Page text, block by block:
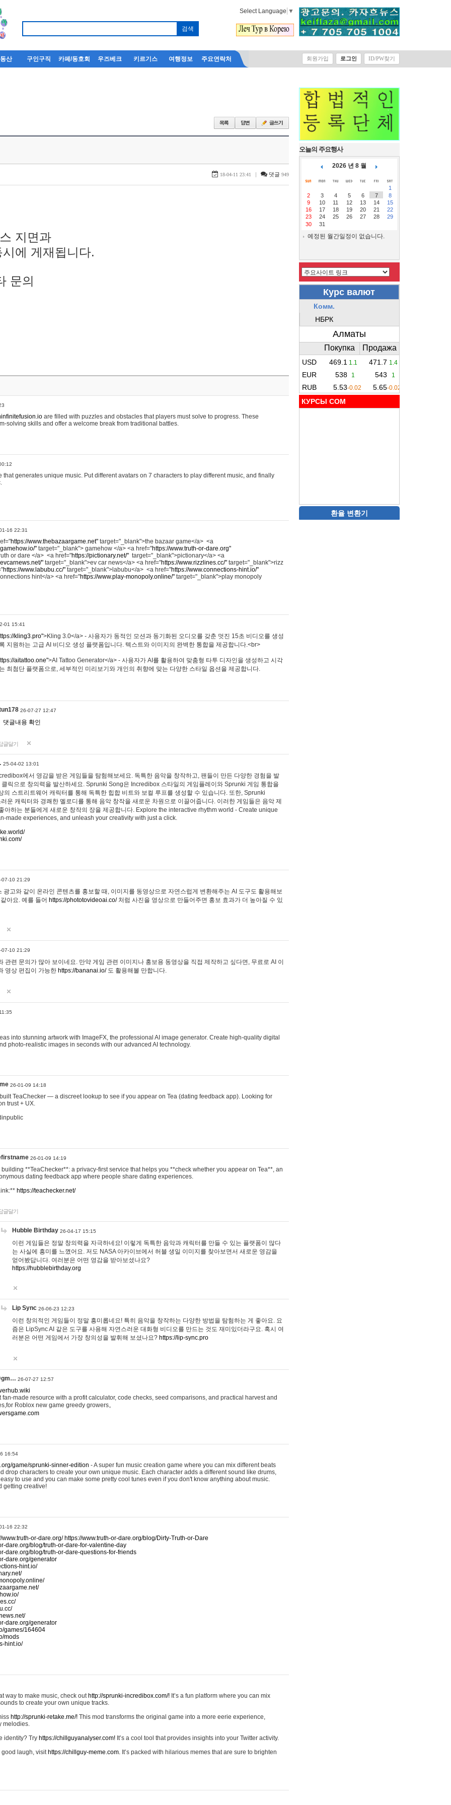
Select Language ▼
산 구인구직 카페/동호회 우즈베크 키르기스 여행정보 주요연락처 회원가입 로그인 ID/PW찾기
18-04-11 23:41 | 댓글 949
지면과
에 게재됩니다.
문의
are filled with puzzles and obstacles that players must solve to progress. These
solving skills and offer a welcome break from traditional battles.
that generates unique music. Put different avatars on 7 characters to play different music, and finally
16 22:31
https://www.thebazaargame.net" target="_blank">the bazaar game</a> <a
" target="_blank"> gamehow </a> <a href="https://www.truth-or-dare.org"
or dare </a> <a href="https://pictionary.net/" target="_blank">pictionary</a> <a
" target="_blank">ev car news</a> <a href="https://www.rizzlines.cc/" target="_blank">rizz
https://www.labubu.cc/" target="_blank">labubu</a> <a href="https://www.connections-hint.io/"
hint</a> <a href="https://www.play-monopoly.online/" target="_blank">play monopoly
01 15:41
kling3.pro">Kling 3.0</a> - 사용자가 동적인 모션과 동기화된 오디오를 갖춘 멋진 15초 비디오를 생성
지원하는 고급 AI 비디오 생성 플랫폼입니다. 텍스트와 이미지의 완벽한 통합을 제공합니다.<br>
aitattoo.one">AI Tattoo Generator</a> - 사용자가 AI를 활용하여 맞춤형 타투 디자인을 생성하고 시각
최첨단 플랫폼으로, 세부적인 미리보기와 개인의 취향에 맞는 다양한 스타일 옵션을 제공합니다.
26-07-27 12:47
댓글내용 확인
글달기
25-04-02 13:01
에서 영감을 받은 게임들을 탐험해보세요. 독특한 음악을 창작하고, 팬들이 만든 다양한 경험을 발
클릭으로 창의력을 발산하세요. Sprunki Song은 Incredibox 스타일의 게임플레이와 Sprunki 게임 통합을
의 스트리트웨어 캐릭터를 통해 독특한 힙합 비트와 보컬 루프를 생성할 수 있습니다. 또한, Sprunki
운 캐릭터와 경쾌한 멜로디를 통해 음악 창작을 새로운 차원으로 이끌어줍니다. 이러한 게임들은 음악 제
아하는 분들에게 새로운 창작의 장을 제공합니다. Explore the interactive rhythm world - Create unique
made experiences, and unleash your creativity with just a click.
07-10 21:29
광고와 같이 온라인 콘텐츠를 홍보할 때, 이미지를 동영상으로 자연스럽게 변환해주는 AI 도구도 활용해보
아요. 예를 들어 https://phototovideoai.co/처럼 사진을 영상으로 만들어주면 홍보 효과가 더 높아질 수 있
07-10 21:29
관련 문의가 많아 보이네요. 만약 게임 관련 이미지나 홍보용 동영상을 직접 제작하고 싶다면, 무료로 AI 이
영상 편집이 가능한 https://bananai.io/도 활용해볼 만합니다.
into stunning artwork with ImageFX, the professional AI image generator. Create high-quality digital
photo-realistic images in seconds with our advanced AI technology.
26-01-09 14:18
TeaChecker — a discreet lookup to see if you appear on Tea (dating feedback app). Looking for
trust + UX.
26-01-09 14:19
building **TeaChecker**: a privacy-first service that helps you **check whether you appear on Tea**, an
dating feedback app where people share dating experiences.
https://teachecker.net/
글달기
Hubble Birthday 26-04-17 15:15
이런 게임들은 정말 창의력을 자극하네요! 이렇게 독특한 음악과 캐릭터를 만들 수 있는 플랫폼이 많다
는 사실에 흥미를 느꼈어요. 저도 NASA 아카이브에서 허블 생일 이미지를 찾아보면서 새로운 영감을
얻어봤답니다. 여러분은 어떤 영감을 받아보셨나요?
https://hubblebirthday.org
Lip Sync 26-06-23 12:23
이런 창의적인 게임들이 정말 흥미롭네요! 특히 음악을 창작하는 다양한 방법을 탐험하는 게 좋아요. 요
즘은 LipSync AI 같은 도구를 사용해 자연스러운 대화형 비디오를 만드는 것도 재미있더라구요. 혹시 여
러분은 어떤 게임에서 가장 창의성을 발휘해 보셨나요? https://lip-sync.pro
26-07-27 12:57
made resource with a profit calculator, code checks, seed comparisons, and practical harvest and
Roblox new game greedy growers。
16:54
game/sprunki-sinner-edition - A super fun music creation game where you can mix different beats
drop characters to create your own unique music. Each character adds a different sound like drums,
to use and you can make some pretty cool tunes even if you don't know anything about music.
getting creative!
16 22:32
www.truth-or-dare.org/ https://www.truth-or-dare.org/blog/Dirty-Truth-or-Dare
dare.org/blog/truth-or-dare-for-valentine-day
dare.org/blog/truth-or-dare-questions-for-friends
dare.org/generator
hint.io/
dare.org/generator
games/164604
mods
hint.io/
way to make music, check out http://sprunki-incredibox.com/! It’s a fun platform where you can mix
to create your own unique tracks.
http://sprunki-retake.me/! This mod transforms the original game into a more eerie experience,
melodies.
identity? Try https://chillguyanalyser.com! It’s a cool tool that provides insights into your Twitter activity.
good laugh, visit https://chillguy-meme.com. It’s packed with hilarious memes that are sure to brighten
오늘의 주요행사
2026 년 8 월
1
2
3 4 5 6 7
8
9
10 11 12 13 14
15
16
17 18 19 20 21
22
23
24 25 26 27 28
29
30
31
예정된 월간일정이 없습니다.
КУРСЫ COM
환율 변환기